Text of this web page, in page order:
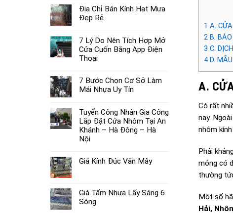
Địa Chỉ Bán Kính Hạt Mưa
Đẹp Rẻ
7 Lý Do Nên Tích Hợp Mở
Cửa Cuốn Bằng App Điện
Thoại
7 Bước Chọn Cơ Sở Làm
Mái Nhựa Uy Tín
Tuyển Công Nhân Gia Công
Lắp Đặt Cửa Nhôm Tại An
Khánh – Hà Đông – Hà
Nội
Giá Kính Đúc Vân Mây
Giá Tấm Nhựa Lấy Sáng 6
Sóng
1 A.
2 B.
3 C.
4 D.
A.
Có rất
nay.
nhôm
Phải
mỏng có
thường
Một số
Hải,